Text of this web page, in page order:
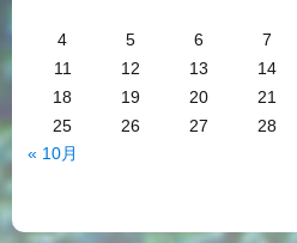
4
5 6 7
11
12 13 14
18
19 20 21
25
26 27 28
« 10月